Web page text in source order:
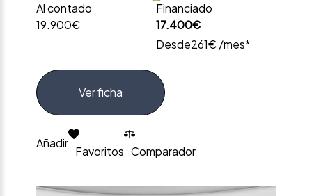
Al contado
19.900€
Financiado
17.400€
Desde261€ /mes*
Ver ficha
Añadir
Favoritos Comparador